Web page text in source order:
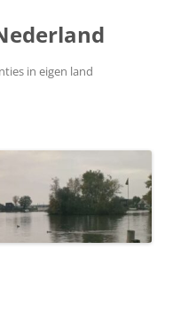
in eigen land